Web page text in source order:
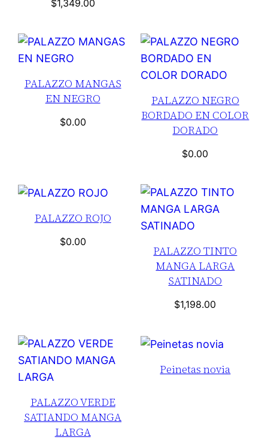
$1,349.00
PALAZZO MANGAS
EN NEGRO
$0.00
PALAZZO NEGRO
BORDADO EN COLOR
DORADO
$0.00
PALAZZO ROJO
$0.00
PALAZZO TINTO
MANGA LARGA
SATINADO
$1,198.00
PALAZZO VERDE
SATIANDO MANGA
LARGA
Peinetas novia